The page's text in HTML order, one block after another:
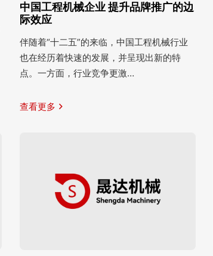
中国工程机械企业 提升品牌推广的边
际效应
伴随着“十二五”的来临，中国工程机械行业
也在经历着快速的发展，并呈现出新的特
点。一方面，行业竞争更激…
查看更多